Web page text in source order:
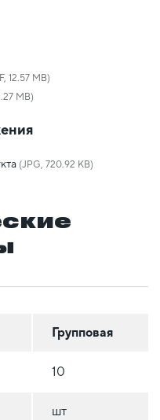
12.57 MB)
MB)
(JPG, 720.92 KB)
Групповая
10
шт